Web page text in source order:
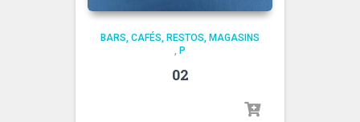
BARS, CAFÉS, RESTOS, MAGASINS
, P
02